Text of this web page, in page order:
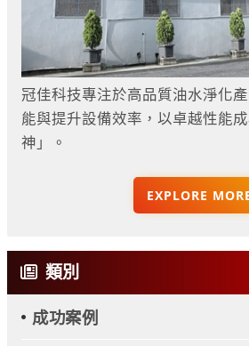
冠佳科技專注於高品質油水淨化
能與提升設備效率，以卓越性能
神」。
EXPLORE
類別
成功案例